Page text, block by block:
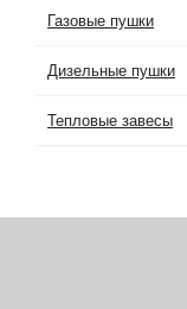
Газовые пушки
Дизельные пушки
Тепловые завесы